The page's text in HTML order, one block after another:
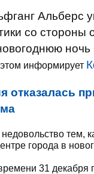
Альберс
со стороны
ночь
информирует
отказалась
тем,
города в
31 декабря